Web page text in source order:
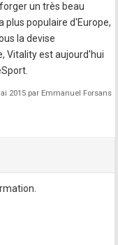
un très beau
plus populaire d'Europe,
la devise
Vitality est aujourd'hui
2015 par Emmanuel Forsans